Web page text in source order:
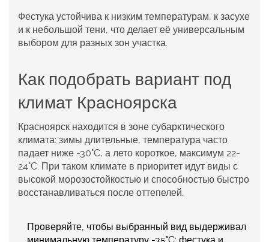
Фестука устойчива к низким температурам, к засухе
и к небольшой тени, что делает её универсальным
выбором для разных зон участка.
Как подобрать вариант под
климат Красноярска
Красноярск находится в зоне субарктического
климата: зимы длительные, температура часто
падает ниже -30°C, а лето короткое, максимум 22-
24°C. При таком климате в приоритет идут виды с
высокой морозостойкостью и способностью быстро
восстанавливаться после оттепелей.
Проверяйте, чтобы выбранный вид выдерживал